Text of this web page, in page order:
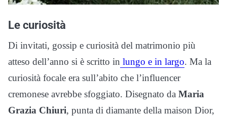
Le curiosità
Di invitati, gossip e curiosità del matrimonio più
atteso dell’anno si è scritto in lungo e in largo. Ma la
curiosità focale era sull’abito che l’influencer
cremonese avrebbe sfoggiato. Disegnato da Maria
Grazia Chiuri, punta di diamante della maison Dior,